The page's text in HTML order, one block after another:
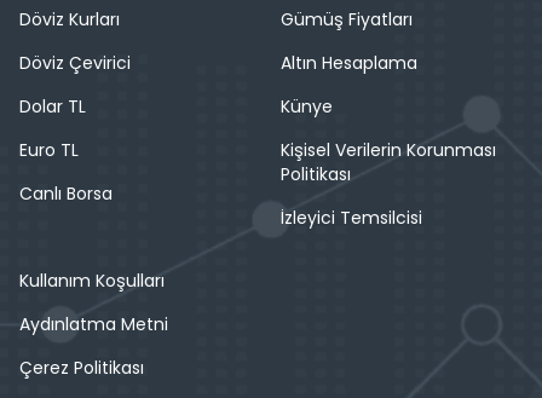
Döviz Kurları
Döviz Çevirici
Dolar TL
Euro TL
Canlı Borsa
Gümüş Fiyatları
Altın Hesaplama
Künye
Kişisel Verilerin Korunması
Politikası
İzleyici Temsilcisi
Kullanım Koşulları
Aydınlatma Metni
Çerez Politikası